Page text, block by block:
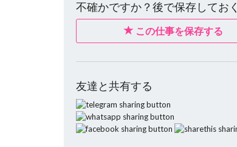
不確かですか？後で保存しておく
この仕事を保存する
友達と共有する